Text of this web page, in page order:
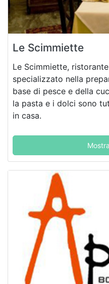
Le Scimmiette
Le Scimmiette,
specializzato nella
base di pesce e della
la pasta e i dolci sono
in casa.